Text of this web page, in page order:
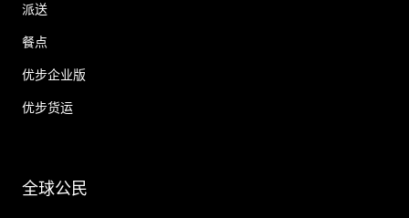
派送
餐点
优步企业版
优步货运
全球公民